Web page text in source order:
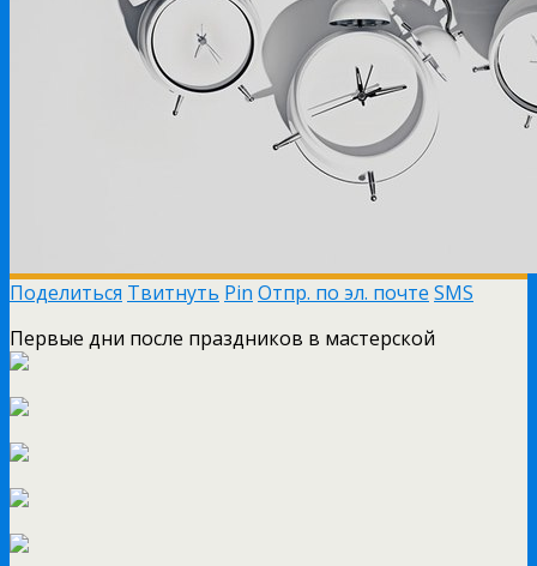
Поделиться Твитнуть Pin Отпр. по эл. почте SMS
Первые дни после праздников в мастерской